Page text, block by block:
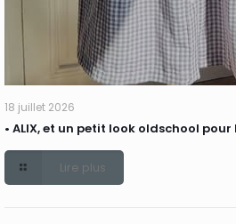
18 juillet 2026
• ALIX, et un petit look oldschool pour
Lire plus